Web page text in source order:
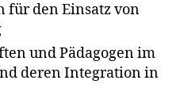
den Einsatz von
und Pädagogen im
deren Integration in